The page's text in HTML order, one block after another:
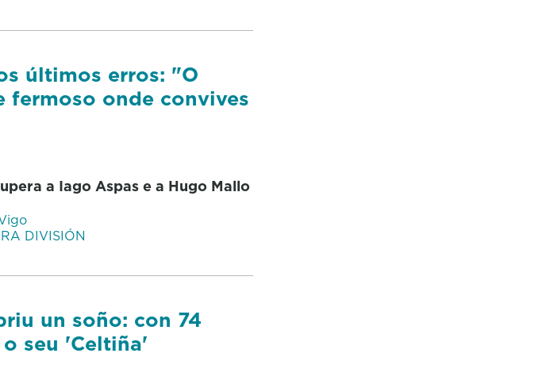
últimos erros: "O
onde convives
a Iago Aspas e a Hugo Mallo
DIVISIÓN
un soño: con 74
seu 'Celtiña'